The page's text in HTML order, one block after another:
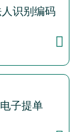
识别编码
子提单